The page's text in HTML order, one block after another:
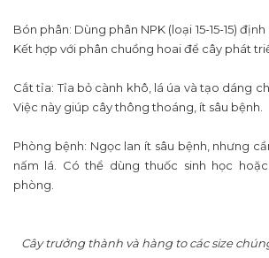
Bón phân: Dùng phân NPK (loại 15-15-15) định
Kết hợp với phân chuồng hoai để cây phát
Cắt tỉa: Tỉa bỏ cành khô, lá úa và tạo dáng
Việc này giúp cây thông thoáng, ít sâu bệnh.
Phòng bệnh: Ngọc lan ít sâu bệnh, nhưng
nấm lá. Có thể dùng thuốc sinh học
phòng.
Cây trưởng thành và hàng to các size